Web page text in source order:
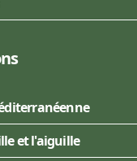
et l'aiguille